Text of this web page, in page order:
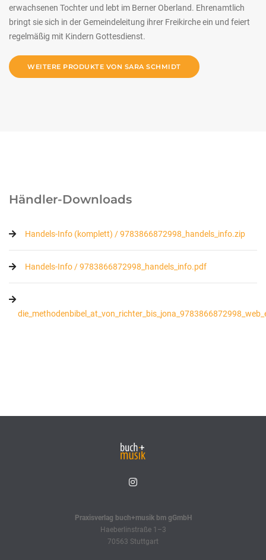
erwachsenen Tochter und lebt im Berner Oberland. Ehrenamtlich
bringt sie sich in der Gemeindeleitung ihrer Freikirche ein und feiert
regelmäßig mit Kindern Gottesdienst.
WEITERE PRODUKTE VON SARA SCHMIDT
Händler-Downloads
Handels-Info (komplett) / 9783866872998_handels_info.zip
Handels-Info / 9783866872998_handels_info.pdf
Praxisverlag buch+musik bm gGmbH
Haeberlinstraße 1–3
70563 Stuttgart